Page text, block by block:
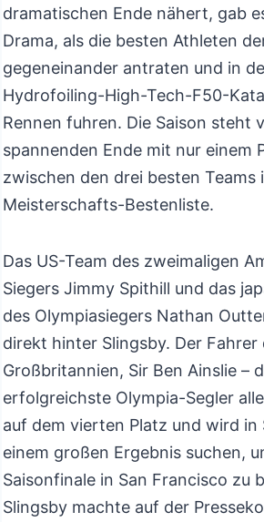
dramatischen Ende nähert, gab
Drama, als die besten Athleten
gegeneinander antraten und in
Hydrofoiling-High-Tech-F50-
Rennen fuhren. Die Saison steht
spannenden Ende mit nur einem
zwischen den drei besten Teams
Meisterschafts-Bestenliste.
Das US-Team des zweimaligen
Siegers Jimmy Spithill und das
des Olympiasiegers Nathan
direkt hinter Slingsby. Der Fahrer
Großbritannien, Sir Ben Ainslie –
erfolgreichste Olympia-Segler
auf dem vierten Platz und wird in
einem großen Ergebnis suchen,
Saisonfinale in San Francisco zu
Slingsby machte auf der